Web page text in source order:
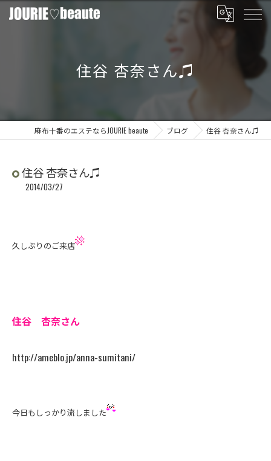
住谷 杏奈さん♫
麻布十番のエステならJOURIE beaute ブログ 住谷 杏奈さん♫
住谷 杏奈さん♫
2014/03/27
久しぶりのご来店
住谷 杏奈さん
http://ameblo.jp/anna-sumitani/
今日もしっかり流しました